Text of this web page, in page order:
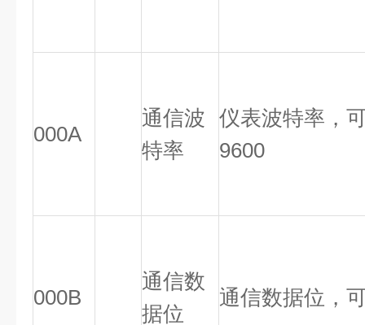
000A
通信波
特率
仪表波特率，
9600
000B
通信数
据位
通信数据位，